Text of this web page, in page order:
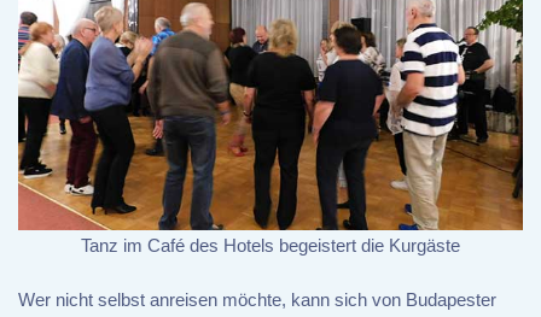
Tanz im Café des Hotels begeistert die Kurgäste
Wer nicht selbst anreisen möchte, kann sich von Budapester